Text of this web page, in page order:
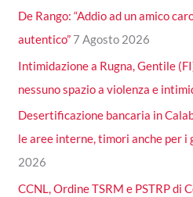
De Rango: “Addio ad un amico
autentico” 7 Agosto 2026
Intimidazione a Rugna, Gentile
nessuno spazio a violenza e
Desertificazione bancaria in
le aree interne, timori anche per i
2026
CCNL, Ordine TSRM e PSTRP di